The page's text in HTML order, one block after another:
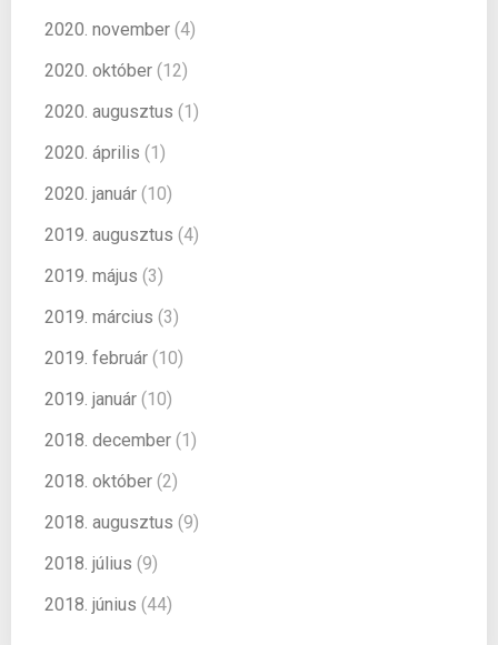
2020. november (4)
2020. október (12)
2020. augusztus (1)
2020. április (1)
2020. január (10)
2019. augusztus (4)
2019. május (3)
2019. március (3)
2019. február (10)
2019. január (10)
2018. december (1)
2018. október (2)
2018. augusztus (9)
2018. július (9)
2018. június (44)